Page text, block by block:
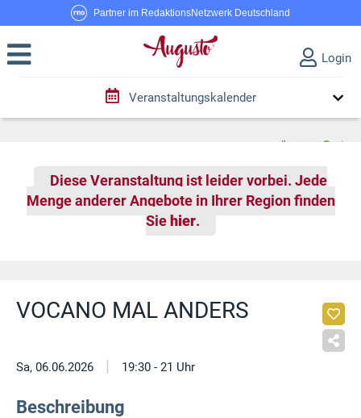
Partner im RedaktionsNetzwerk Deutschland
Login
Veranstaltungskalender
Diese Veranstaltung ist leider vorbei. Jede
Menge anderer Angebote in Ihrer Region finden
Sie hier.
VOCANO MAL ANDERS
Sa, 06.06.2026 | 19:30 - 21 Uhr
Beschreibung